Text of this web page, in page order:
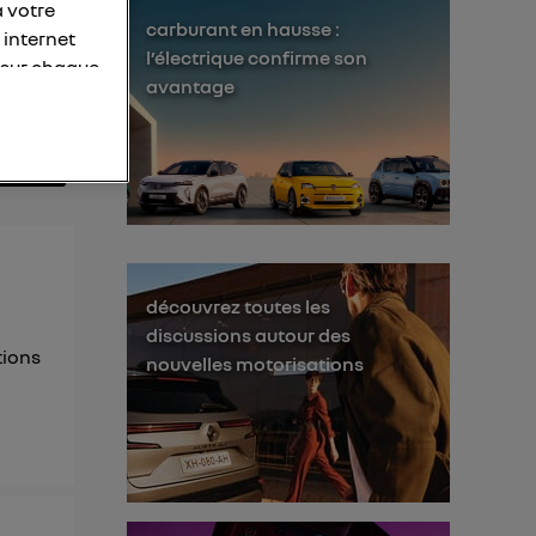
carburant en hausse :
l’électrique confirme son
avantage
découvrez toutes les
discussions autour des
nouvelles motorisations
votre
internet
chaque
adresse
même
du
plus